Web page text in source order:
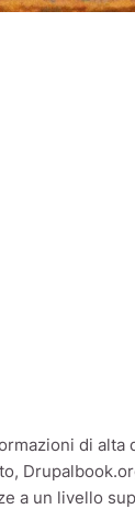
di
a un livello